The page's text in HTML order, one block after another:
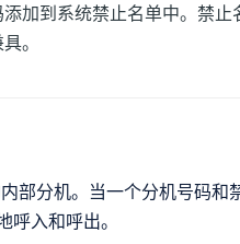
加到系统禁止名单中。禁止
。
部分机。当一个分机号码和
入和呼出。